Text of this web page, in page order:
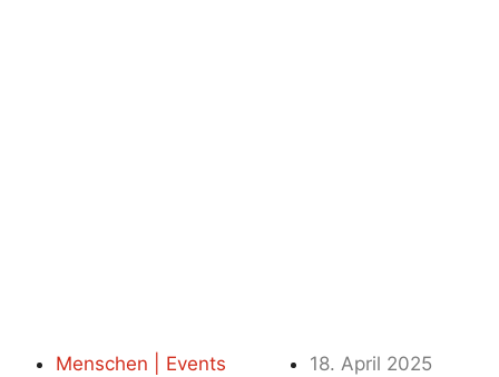
18. April 2025
Menschen | Events